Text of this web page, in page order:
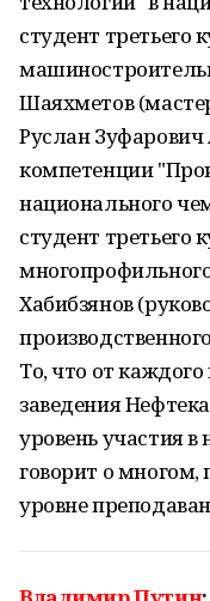
студент третьего
Шаяхметов
Руслан
компетенции
национального
студент третьего
Хабибзянов
То, что от
заведения
уровень участия
говорит о многом,
уровне